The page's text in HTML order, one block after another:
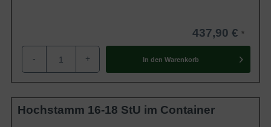
437,90 €
- + In den Warenkorb
Hochstamm 16-18 StU im Container